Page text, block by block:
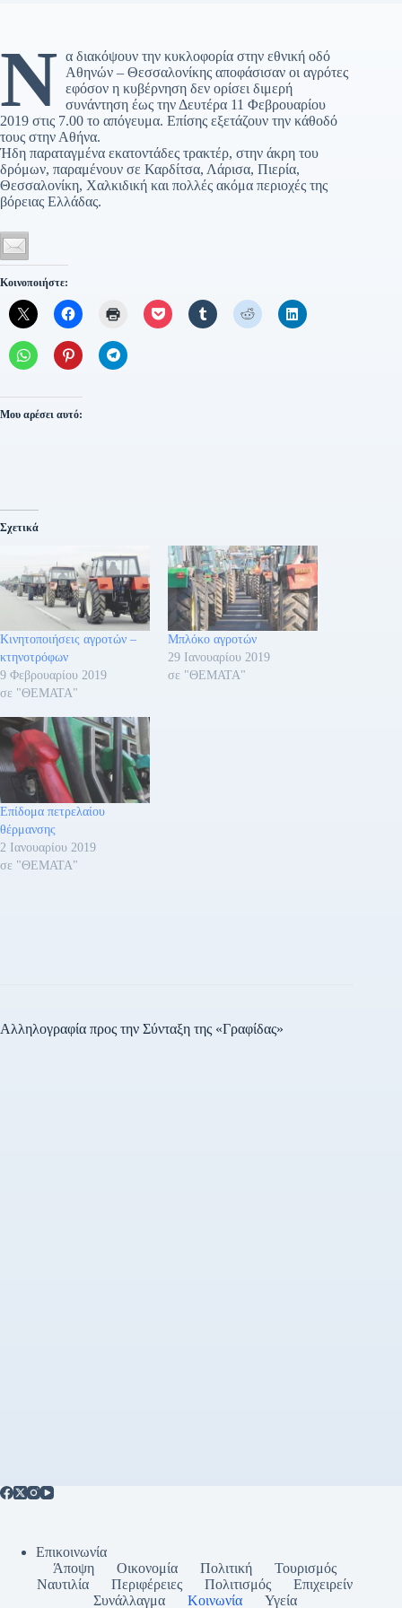
Ν α διακόψουν την κυκλοφορία στην εθνική οδό
Αθηνών – Θεσσαλονίκης αποφάσισαν οι αγρότες
εφόσον η κυβέρνηση δεν ορίσει διμερή
συνάντηση έως την Δευτέρα 11 Φεβρουαρίου
2019 στις 7.00 το απόγευμα. Επίσης εξετάζουν την κάθοδό
τους στην Αθήνα.
Ήδη παραταγμένα εκατοντάδες τρακτέρ, στην άκρη του
δρόμων, παραμένουν σε Καρδίτσα, Λάρισα, Πιερία,
Θεσσαλονίκη, Χαλκιδική και πολλές ακόμα περιοχές της
βόρειας Ελλάδας.
Κοινοποιήστε:
Μου αρέσει αυτό:
Σχετικά
Κινητοποιήσεις αγροτών –
κτηνοτρόφων
9 Φεβρουαρίου 2019
σε "ΘΕΜΑΤΑ"
Μπλόκο αγροτών
29 Ιανουαρίου 2019
σε "ΘΕΜΑΤΑ"
Επίδομα πετρελαίου
θέρμανσης
2 Ιανουαρίου 2019
σε "ΘΕΜΑΤΑ"
Αλληλογραφία προς την Σύνταξη της «Γραφίδας»
Επικοινωνία
Άποψη
Οικονομία Πολιτική
Τουρισμός
Ναυτιλία
Περιφέρειες Πολιτισμός
Επιχειρείν
Συνάλλαγμα
Κοινωνία Υγεία